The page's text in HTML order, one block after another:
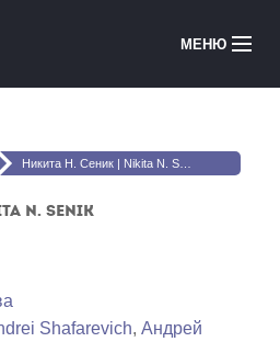
МЕНЮ
Медиатека
Никита Н. Сеник | Nikita N. Senik
N. Senik
Shafarevich, Андрей